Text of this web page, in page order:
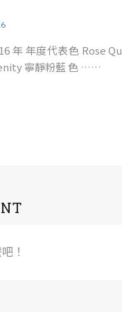
年 年度代表色 Rose
寧靜粉藍 色 ……
！